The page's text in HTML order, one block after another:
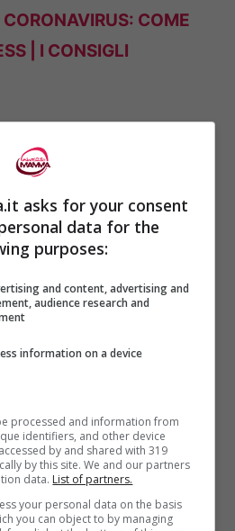
CORONAVIRUS: COME
| I CONSIGLI
lo sforzo fatto e che
per scontato, ma che
parlato della
che hanno dovuto
e condividere un
e gli stessi genitori che
di
, un ragazzo
protagonista nel
altri“, e per il quale il
asks for your consent
data for the
purposes:
and content, advertising and
audience research and
information on a device
processed and information from
identifiers, and other device
by and shared with 319
by this site. We and our partners
data. List of partners.
your personal data on the basis
you can object to by managing